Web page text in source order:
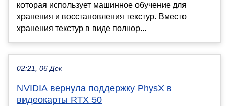
которая использует машинное обучение для
хранения и восстановления текстур. Вместо
хранения текстур в виде полнор...
02:21, 06 Дек
NVIDIA вернула поддержку PhysX в
видеокарты RTX 50